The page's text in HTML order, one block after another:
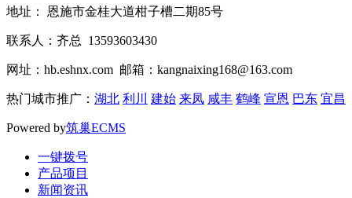
地址： 恩施市金桂大道柑子槽二期85号
联系人：齐总 13593603430
网址：hb.eshnx.com 邮箱：kangnaixing168@163.com
热门城市推广： 湖北 利川 建始 来凤 咸丰 鹤峰 宣恩 巴东 宜昌
Powered by筑巢ECMS
一键拨号
产品项目
新闻资讯